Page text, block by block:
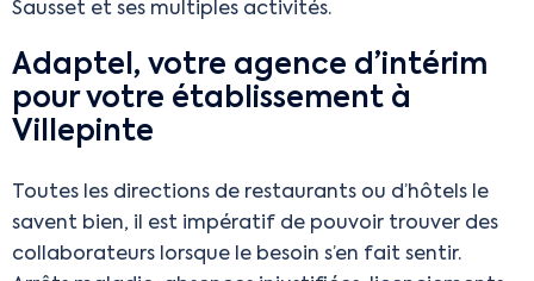
Sausset et ses multiples activités.
Adaptel, votre agence d’intérim
pour votre établissement à
Villepinte
Toutes les directions de restaurants ou d’hôtels le
savent bien, il est impératif de pouvoir trouver des
collaborateurs lorsque le besoin s’en fait sentir.